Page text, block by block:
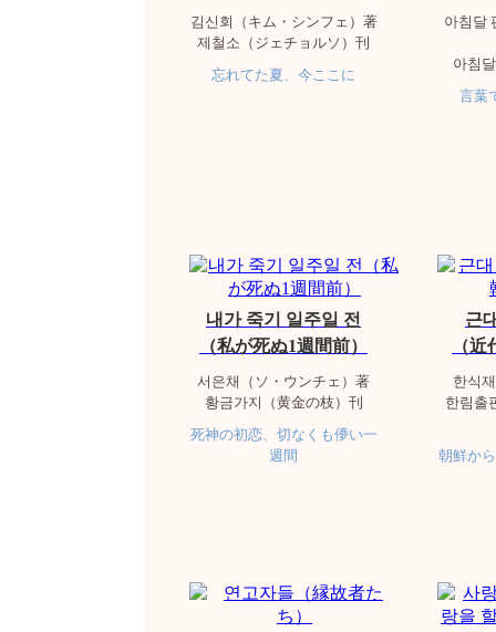
김신회（キム・シンフェ）著
제철소（ジェチョルソ）刊
忘れてた夏、今ここに
아침달
아침
言葉
내가 죽기 일주일 전
（私が死ぬ1週間前）
서은채（ソ・ウンチェ）著
황금가지（黄金の枝）刊
死神の初恋、切なくも儚い一
週間
근
（
한식
한림출
朝鮮か